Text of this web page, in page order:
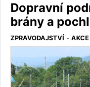
Dopravní
brány a
ZPRAVODAJSTVÍ - AKCE